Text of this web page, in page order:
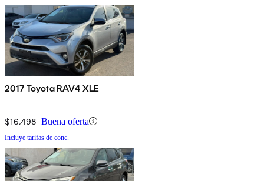
2017 Toyota RAV4 XLE
$16,498 Buena oferta
Incluye tarifas de conc.